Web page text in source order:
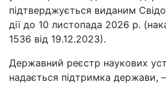
підтверджується виданим
дії до 10 листопада 2026 р.
1536 від 19.12.2023).
Державний реєстр наукових
надається підтримка держави,